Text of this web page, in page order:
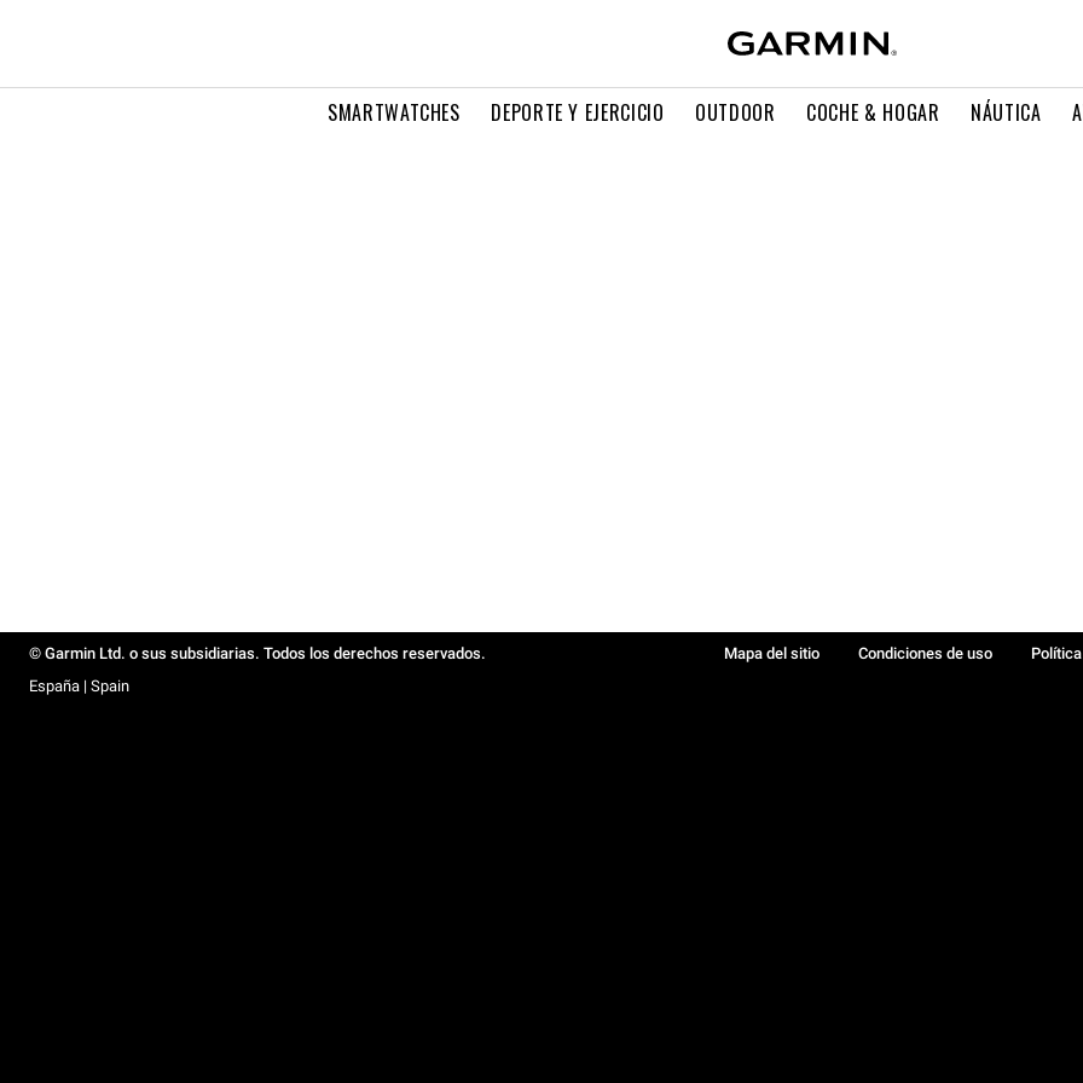
SMARTWATCHES DEPORTE Y EJERCICIO OUTDOOR COCHE & HOGAR NÁUTICA
© Garmin Ltd. o sus subsidiarias. Todos los derechos reservados. Mapa del sitio Condiciones de uso
España | Spain